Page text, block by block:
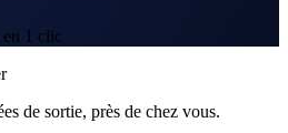
en 1 clic
de sortie, près de chez vous.